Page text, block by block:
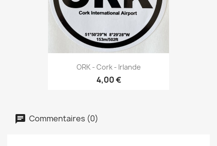
ORK - Cork - Irlande
4,00 €
Commentaires (0)